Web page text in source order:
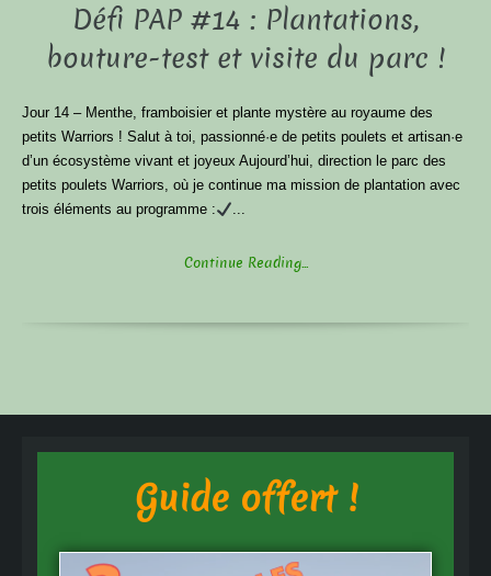
Défi PAP #14 : Plantations,
bouture-test et visite du parc !
Jour 14 – Menthe, framboisier et plante mystère au royaume des
petits Warriors ! Salut à toi, passionné·e de petits poulets et artisan·e
d’un écosystème vivant et joyeux Aujourd’hui, direction le parc des
petits poulets Warriors, où je continue ma mission de plantation avec
trois éléments au programme :
...
Continue Reading...
Guide offert !